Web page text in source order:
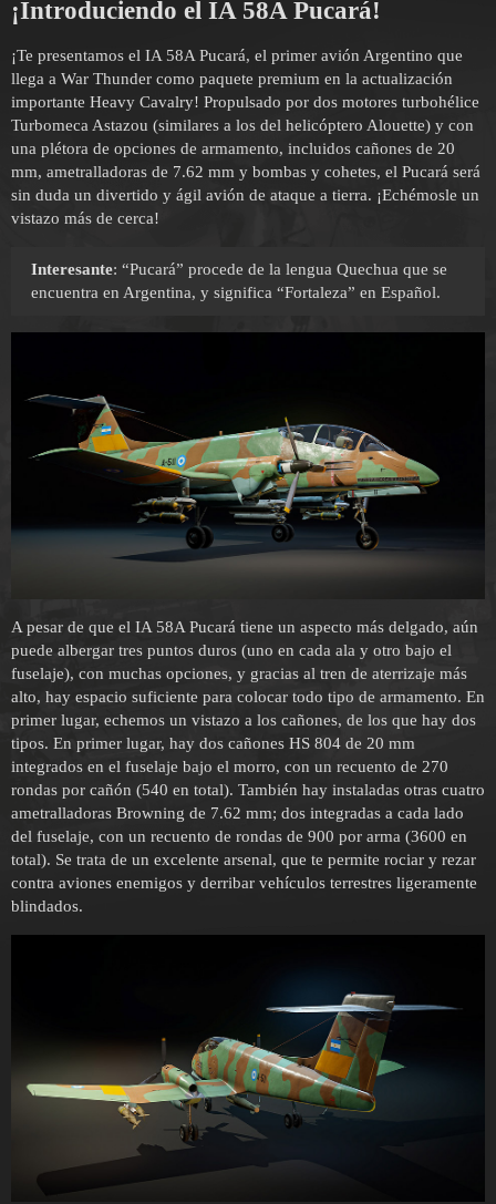
¡Introduciendo el IA 58A Pucará!
¡Te presentamos el IA 58A Pucará, el primer avión Argentino que
llega a War Thunder como paquete premium en la actualización
importante Heavy Cavalry! Propulsado por dos motores turbohélice
Turbomeca Astazou (similares a los del helicóptero Alouette) y con
una plétora de opciones de armamento, incluidos cañones de 20
mm, ametralladoras de 7.62 mm y bombas y cohetes, el Pucará será
sin duda un divertido y ágil avión de ataque a tierra. ¡Echémosle un
vistazo más de cerca!
Interesante: “Pucará” procede de la lengua Quechua que se
encuentra en Argentina, y significa “Fortaleza” en Español.
A pesar de que el IA 58A Pucará tiene un aspecto más delgado, aún
puede albergar tres puntos duros (uno en cada ala y otro bajo el
fuselaje), con muchas opciones, y gracias al tren de aterrizaje más
alto, hay espacio suficiente para colocar todo tipo de armamento. En
primer lugar, echemos un vistazo a los cañones, de los que hay dos
tipos. En primer lugar, hay dos cañones HS 804 de 20 mm
integrados en el fuselaje bajo el morro, con un recuento de 270
rondas por cañón (540 en total). También hay instaladas otras cuatro
ametralladoras Browning de 7.62 mm; dos integradas a cada lado
del fuselaje, con un recuento de rondas de 900 por arma (3600 en
total). Se trata de un excelente arsenal, que te permite rociar y rezar
contra aviones enemigos y derribar vehículos terrestres ligeramente
blindados.